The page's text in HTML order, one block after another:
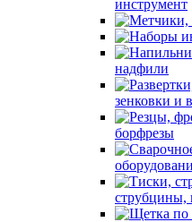
инструмент
надфили
зенковки и
борфрезы
струбцины,